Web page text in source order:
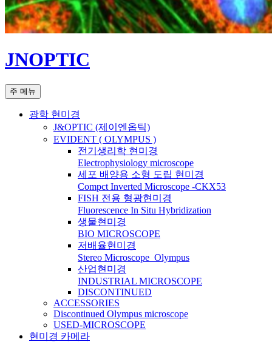
JNOPTIC
검
색
주 메뉴
광학 현미경
J&OPTIC (제이엔옵틱)
EVIDENT ( OLYMPUS )
전기생리학 현미경
Electrophysiology microscope
세포 배양용 소형 도립 현미경
Compct Inverted Microscope -CKX53
FISH 전용 형광현미경
Fluorescence In Situ Hybridization
생물현미경
BIO MICROSCOPE
저배율현미경
Stereo Microscope_Olympus
산업현미경
INDUSTRIAL MICROSCOPE
DISCONTINUED
ACCESSORIES
Discontinued Olympus microscope
USED-MICROSCOPE
현미경 카메라